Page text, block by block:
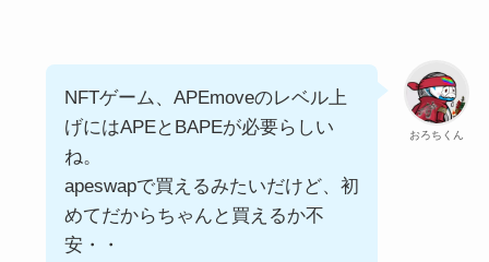
おろちくん
NFTゲーム、APEmoveのレベル上
げにはAPEとBAPEが必要らしい
ね。
apeswapで買えるみたいだけど、初
めてだからちゃんと買えるか不
安・・